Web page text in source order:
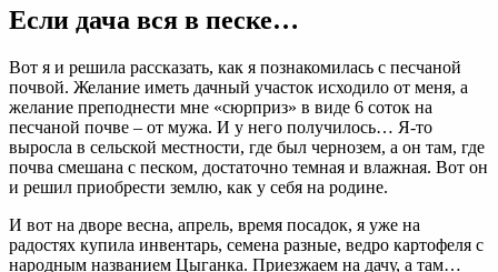
Если дача вся в песке…
Вот я и решила рассказать, как я познакомилась с песчаной
почвой. Желание иметь дачный участок исходило от меня, а
желание преподнести мне «сюрприз» в виде 6 соток на
песчаной почве – от мужа. И у него получилось… Я-то
выросла в сельской местности, где был чернозем, а он там, где
почва смешана с песком, достаточно темная и влажная. Вот он
и решил приобрести землю, как у себя на родине.
И вот на дворе весна, апрель, время посадок, я уже на
радостях купила инвентарь, семена разные, ведро картофеля с
народным названием Цыганка. Приезжаем на дачу, а там…